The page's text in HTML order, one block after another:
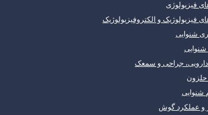
فیزیولوژی
فیزیولوژیک و الکتروفیزیولوژیک
شنوایی
جراحی و سمعک
و عملکرد گوش